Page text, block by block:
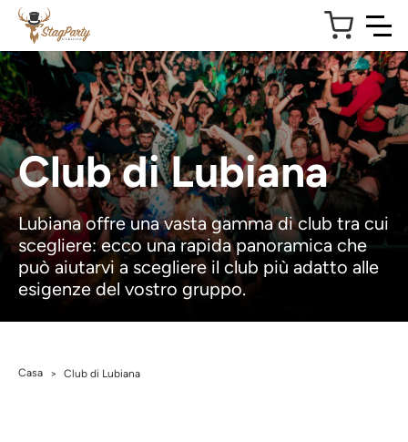
Club di Lubiana
Lubiana offre una vasta gamma di club tra cui
scegliere: ecco una rapida panoramica che
può aiutarvi a scegliere il club più adatto alle
esigenze del vostro gruppo.
Casa > Club di Lubiana